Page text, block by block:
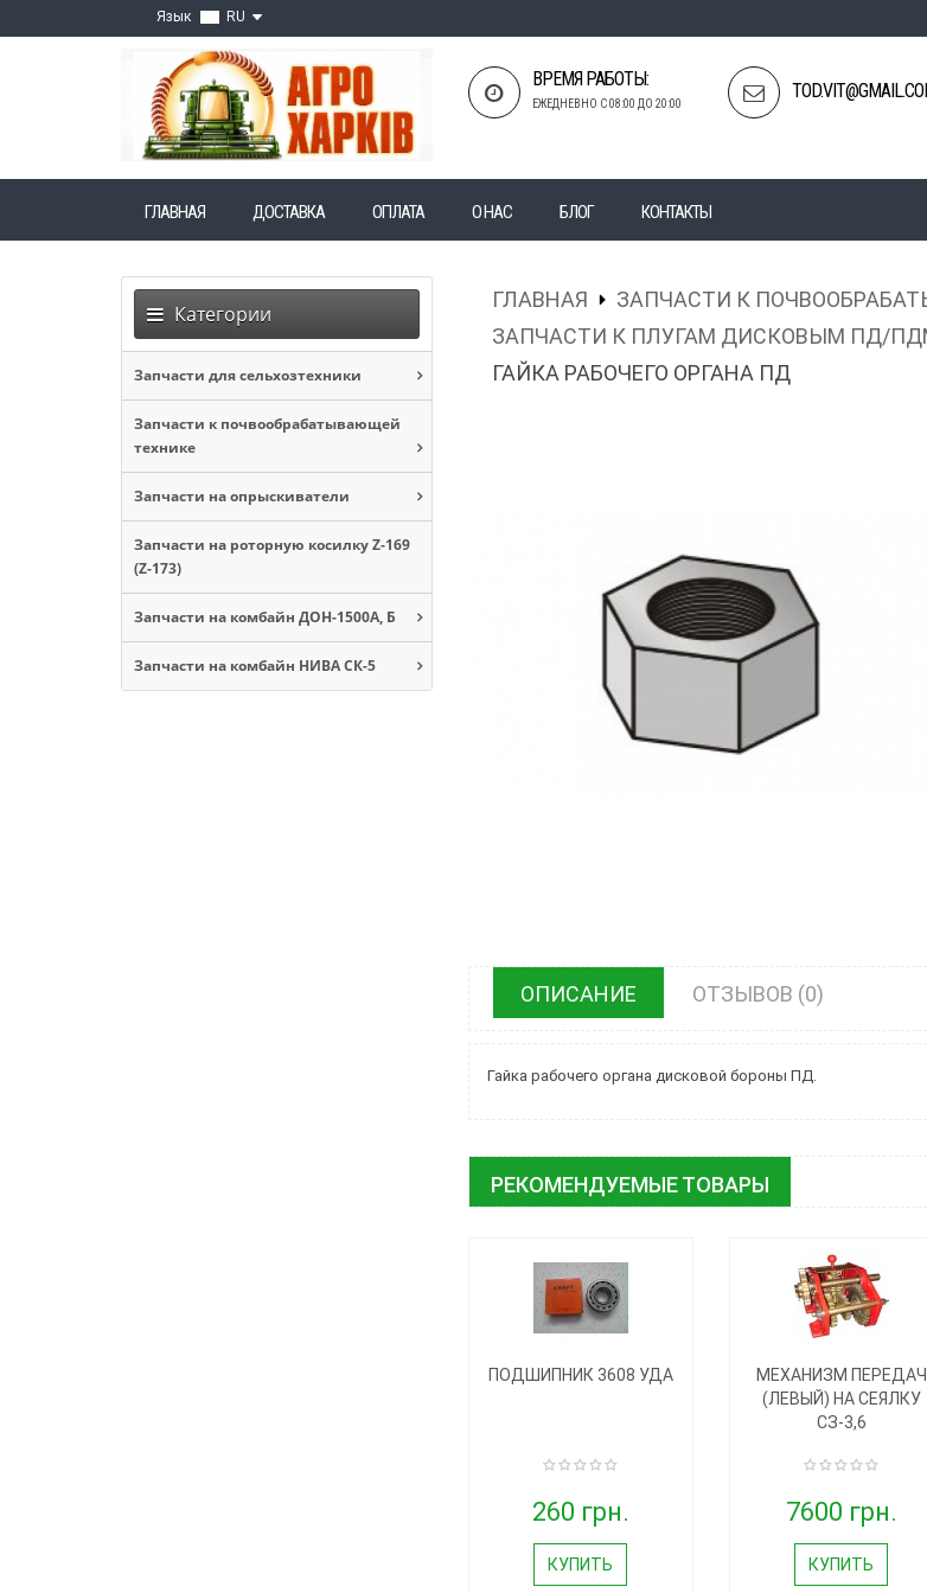
Язык RU
ВРЕМЯ РАБОТЫ:
ЕЖЕДНЕВНО С 08:00 ДО 20:00
ГЛАВНАЯ ДОСТАВКА ОПЛАТА О НАС БЛОГ КОНТАКТЫ
Категории
Запчасти для сельхозтехники
Запчасти к почвообрабатывающей
технике
Запчасти на опрыскиватели
Запчасти на роторную косилку Z-169
(Z-173)
Запчасти на комбайн ДОН-1500А, Б
Запчасти на комбайн НИВА СК-5
ГЛАВНАЯ
ЗАПЧАСТИ К
ЗАПЧАСТИ К ПЛУГАМ ДИСКОВЫМ ПД/
ГАЙКА РАБОЧЕГО ОРГАНА ПД
ОПИСАНИЕ ОТЗЫВОВ (0)
Гайка рабочего органа дисковой бороны ПД.
РЕКОМЕНДУЕМЫЕ ТОВАРЫ
ПОДШИПНИК 3608 УДА
260 грн.
КУПИТЬ
МЕХАНИЗМ ПЕРЕДАЧ
(ЛЕВЫЙ) НА СЕЯЛКУ
СЗ-3,6
7600 грн.
КУПИТЬ